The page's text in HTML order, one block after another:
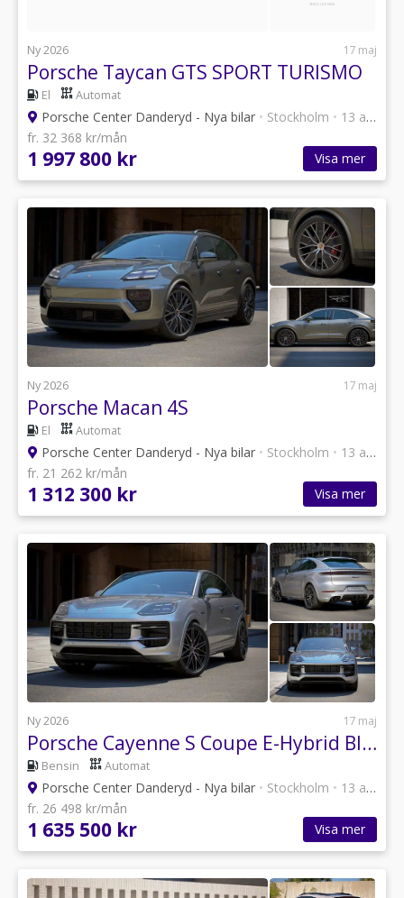
Ny 2026 17 maj
Porsche Taycan GTS SPORT TURISMO
El Automat
Porsche Center Danderyd - Nya bilar • Stockholm • 13 annonser
fr. 32 368 kr/mån
1 997 800 kr Visa mer
Ny 2026 17 maj
Porsche Macan 4S
El Automat
Porsche Center Danderyd - Nya bilar • Stockholm • 13 annonser
fr. 21 262 kr/mån
1 312 300 kr Visa mer
Ny 2026 17 maj
Porsche Cayenne S Coupe E-Hybrid Black Edition
Bensin Automat
Porsche Center Danderyd - Nya bilar • Stockholm • 13 annonser
fr. 26 498 kr/mån
1 635 500 kr Visa mer